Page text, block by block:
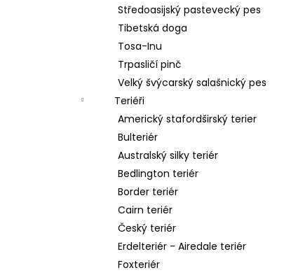
Středoasijský pastevecký pes
Tibetská doga
Tosa-Inu
Trpasličí pinč
Velký švýcarský salašnický pes
Teriéři
Americký stafordširský terier
Bulteriér
Australský silky teriér
Bedlington teriér
Border teriér
Cairn teriér
Český teriér
Erdelteriér - Airedale teriér
Foxteriér